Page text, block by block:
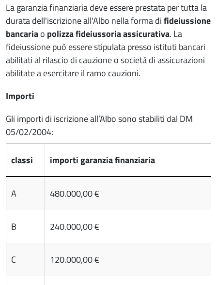
La garanzia finanziaria deve essere prestata per tutta la
durata dell'iscrizione all'Albo nella forma difideiussione
bancariao polizza fideiussoria assicurativa. La
fideiussione può essere stipulata presso istituti bancari
abilitati al rilascio di cauzione o società di assicurazioni
abilitate a esercitare il ramo cauzioni.
Importi
Gli importi di iscrizione all’Albo sono stabiliti dal DM
05/02/2004:
classi importi garanzia finanziaria
A 480.000,00 €
B 240.000,00 €
C 120.000,00 €